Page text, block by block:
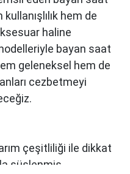
hem de
haline
bayan saat
geleneksel hem de
cezbetmeyi
çeşitliliği ile dikkat
süslenmiş